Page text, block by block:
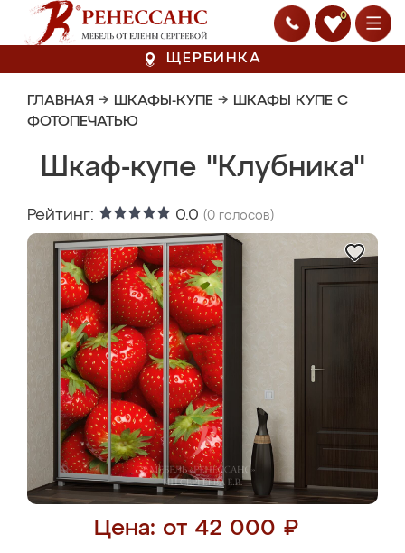
0
ЩЕРБИНКА
ГЛАВНАЯ → ШКАФЫ-КУПЕ → ШКАФЫ КУПЕ С
ФОТОПЕЧАТЬЮ
Шкаф-купе "Клубника"
Рейтинг: 0.0 (0 голосов)
Цена: от 42 000 ₽